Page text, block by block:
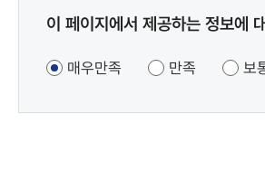
콘텐츠
조사
이 페이지에서 제공하는 정보에
매우만족 만족 보